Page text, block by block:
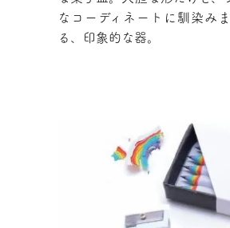
なコーディネートに馴染み
る、印象的な器。